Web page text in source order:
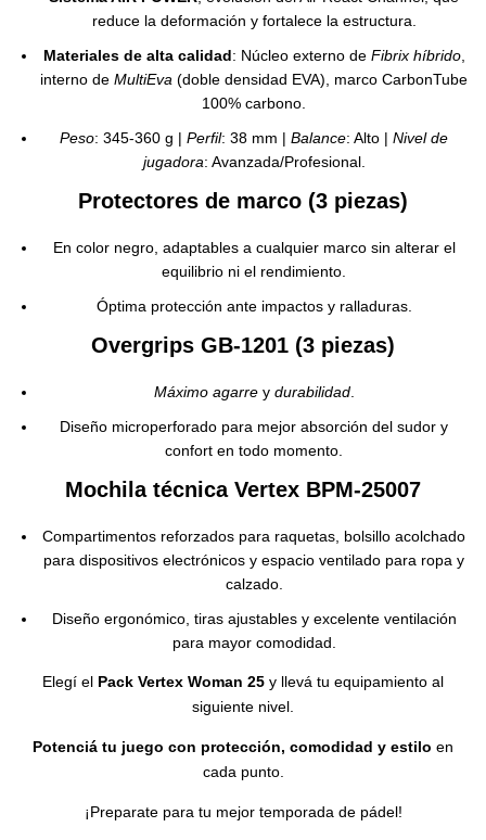
reduce la deformación y fortalece la estructura.
Materiales de alta calidad: Núcleo externo de Fibrix híbrido,
interno de MultiEva (doble densidad EVA), marco CarbonTube
100% carbono.
Peso: 345-360 g | Perfil: 38 mm | Balance: Alto | Nivel de
jugadora: Avanzada/Profesional.
Protectores de marco (3 piezas)
En color negro, adaptables a cualquier marco sin alterar el
equilibrio ni el rendimiento.
Óptima protección ante impactos y ralladuras.
Overgrips GB-1201 (3 piezas)
Máximo agarrey durabilidad.
Diseño microperforado para mejor absorción del sudor y
confort en todo momento.
Mochila técnica Vertex BPM-25007
Compartimentos reforzados para raquetas, bolsillo acolchado
para dispositivos electrónicos y espacio ventilado para ropa y
calzado.
Diseño ergonómico, tiras ajustables y excelente ventilación
para mayor comodidad.
Elegí el Pack Vertex Woman 25 y llevá tu equipamiento al
siguiente nivel.
Potenciá tu juego con protección, comodidad y estilo en
cada punto.
¡Preparate para tu mejor temporada de pádel!